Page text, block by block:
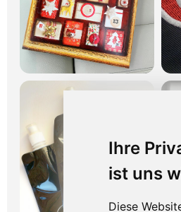
Ihre
ist uns
Diese